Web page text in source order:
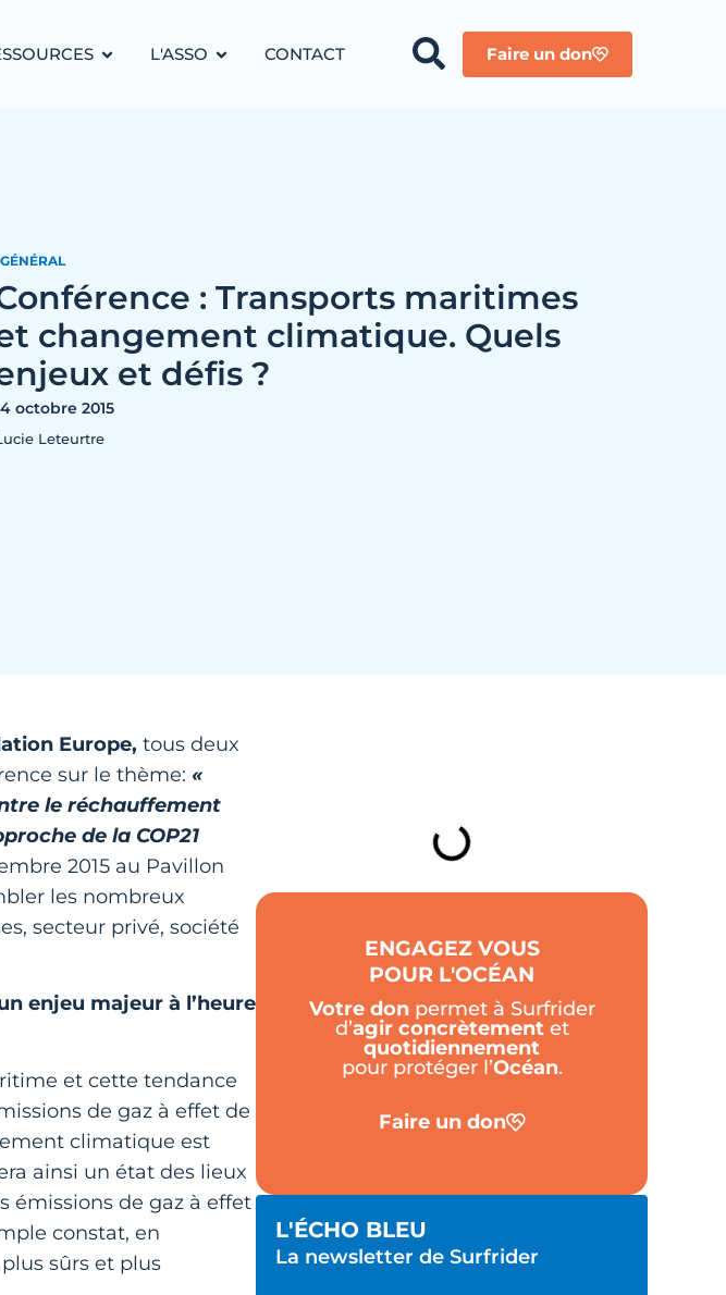
L'ASSO CONTACT Faire un don
GÉNÉRAL
: Transports maritimes
changement climatique. Quels
et défis ?
octobre 2015
Leteurtre
Europe, tous deux
sur le thème: «
le réchauffement
de la COP21
2015 au Pavillon
les nombreux
secteur privé, société
enjeu majeur à l’heure
et cette tendance
de gaz à effet de
climatique est
ainsi un état des lieux
émissions de gaz à effet
constat, en
sûrs et plus
ENGAGEZ VOUS
POUR L'OCÉAN
Votre donpermet à Surfrider
d’agir concrètementet
quotidiennement
pour protéger l’Océan.
Faire un don
L'ÉCHO BLEU
La newsletter de Surfrider